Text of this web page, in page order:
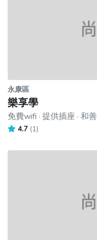
永康區
樂享學
免費wifi · 提供插座 · 和
4.7 (1)